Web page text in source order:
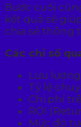
Bước cuối
kết quả sẽ
chia sẻ thông
Các chỉ số
Lưu
Tỷ lệ
Chi phí
ROI
Mức độ